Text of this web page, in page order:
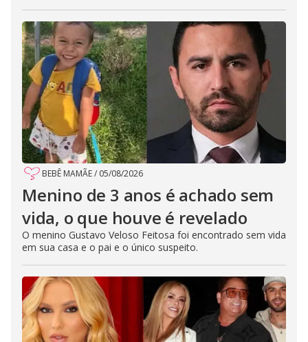
BEBÊ MAMÃE/ 05/08/2026
Menino de 3 anos é achado sem
vida, o que houve é revelado
O menino Gustavo Veloso Feitosa foi encontrado sem vida
em sua casa e o pai e o único suspeito.